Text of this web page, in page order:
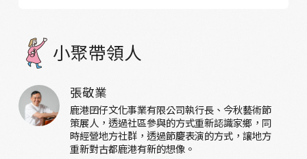
小聚帶領人
張敬業
鹿港囝仔文化事業有限公司執行長、今秋藝術節
策展人，透過社區參與的方式重新認識家鄉，同
時經營地方社群，透過節慶表演的方式，讓地方
重新對古都鹿港有新的想像。